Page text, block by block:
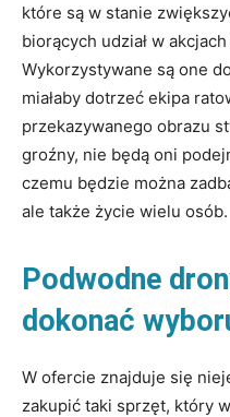
które są w stanie
biorących udział w
Wykorzystywane są one
miałaby dotrzeć ekipa
przekazywanego obrazu
groźny, nie będą oni
czemu będzie można
ale także życie wielu osób.
Podwodne
dokonać
W ofercie znajduje się
zakupić taki sprzęt, który